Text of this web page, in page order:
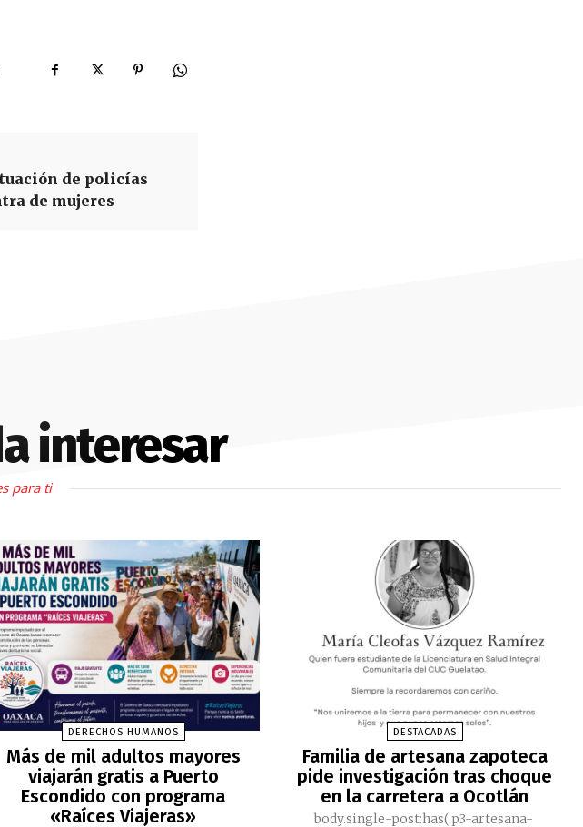
de policías
de mujeres
interesar
para ti
DERECHOS HUMANOS
Más de mil adultos mayores
viajarán gratis a Puerto
Escondido con programa
«Raíces Viajeras»
DESTACADAS
Familia de artesana zapoteca
pide investigación tras choque
en la carretera a Ocotlán
body.single-post:has(.p3-artesana-